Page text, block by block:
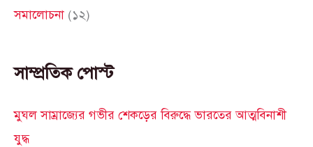
সমালোচনা (১২)
সাম্প্রতিক পোস্ট
মুঘল সাম্রাজ্যের গভীর শেকড়ের বিরুদ্ধে ভারতের আত্মবিনাশী
যুদ্ধ